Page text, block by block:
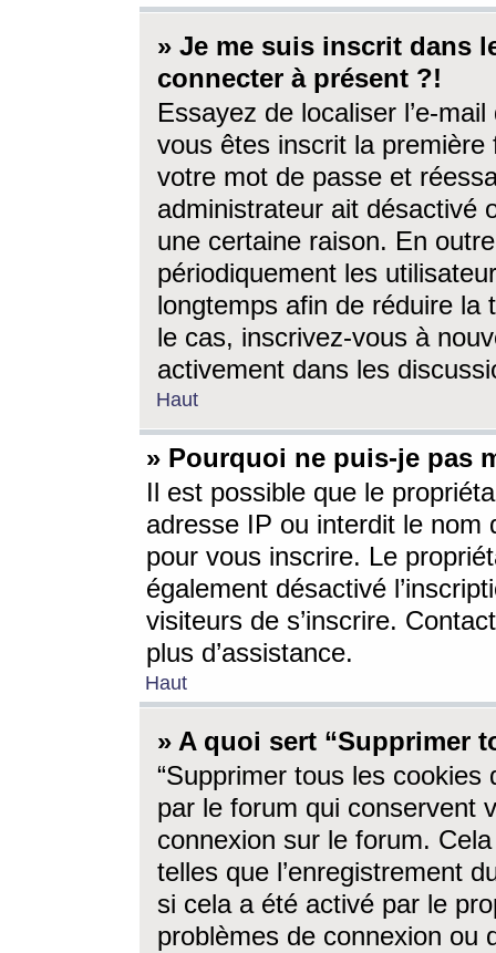
» Je me suis inscrit dans
connecter à présent ?!
Essayez de localiser l’e-
vous êtes inscrit la première
votre mot de passe et
administrateur ait désactivé
une certaine raison. En
périodiquement les
longtemps afin de réduire la
le cas, inscrivez-vous à
activement dans les
Haut
» Pourquoi ne puis-je pas
Il est possible que le
adresse IP ou interdit le nom
pour vous inscrire. Le
également désactivé
visiteurs de s’inscrire.
plus d’assistance.
Haut
» A quoi sert “Supprimer
“Supprimer tous les cookies
par le forum qui conservent
connexion sur le forum.
telles que l’enregistrement
si cela a été activé par le
problèmes de connexion ou